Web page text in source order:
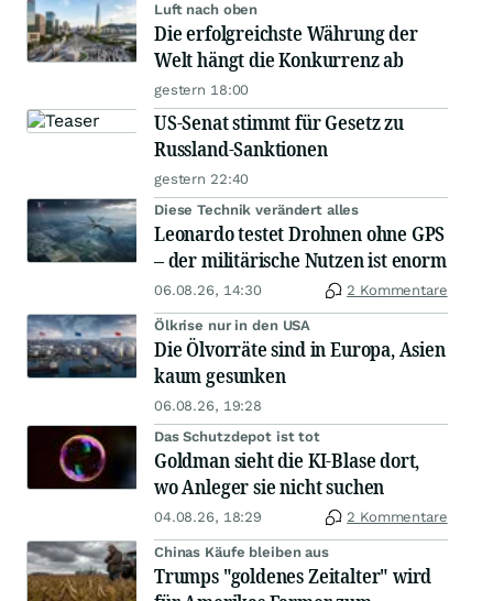
Luft nach oben
Die erfolgreichste Währung der
Welt hängt die Konkurrenz ab
gestern 18:00
US-Senat stimmt für Gesetz zu
Russland-Sanktionen
gestern 22:40
Diese Technik verändert alles
Leonardo testet Drohnen ohne GPS
– der militärische Nutzen ist enorm
06.08.26, 14:30 2 Kommentare
Ölkrise nur in den USA
Die Ölvorräte sind in Europa, Asien
kaum gesunken
06.08.26, 19:28
Das Schutzdepot ist tot
Goldman sieht die KI-Blase dort,
wo Anleger sie nicht suchen
04.08.26, 18:29 2 Kommentare
Chinas Käufe bleiben aus
Trumps "goldenes Zeitalter" wird